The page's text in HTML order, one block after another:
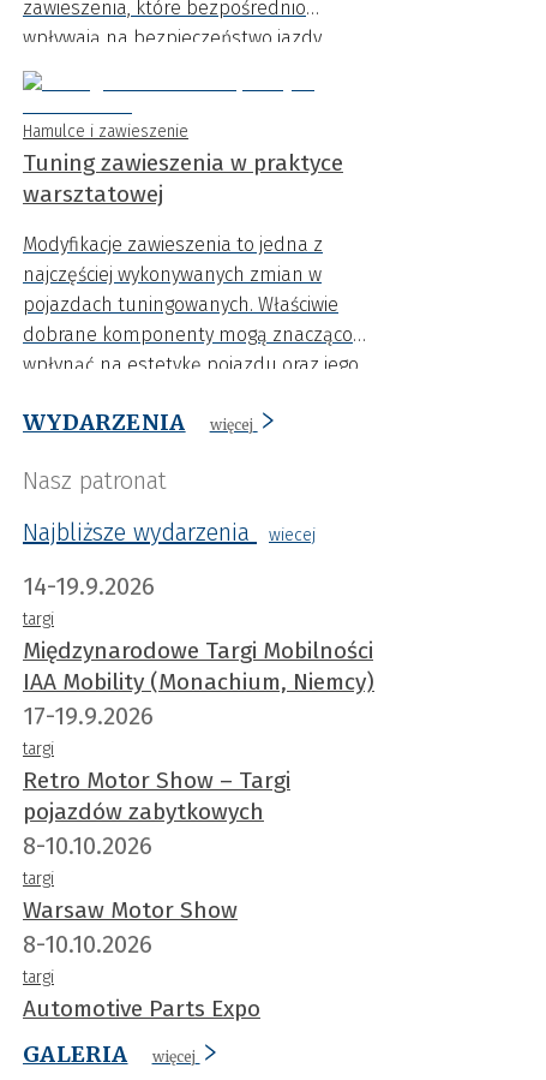
zawieszenia, które bezpośrednio
wpływają na bezpieczeństwo jazdy.
Hamulce i zawieszenie
Tuning zawieszenia w praktyce
warsztatowej
Modyfikacje zawieszenia to jedna z
najczęściej wykonywanych zmian w
pojazdach tuningowanych. Właściwie
dobrane komponenty mogą znacząco
wpłynąć na estetykę pojazdu oraz jego
jeden błąd montażowy, aby efekt był
WYDARZENIA więcej
Nasz patronat
Najbliższe wydarzenia
wiecej
14-19.9.2026
targi
Międzynarodowe Targi Mobilności
IAA Mobility (Monachium, Niemcy)
17-19.9.2026
targi
Retro Motor Show – Targi
pojazdów zabytkowych
8-10.10.2026
targi
Warsaw Motor Show
8-10.10.2026
targi
Automotive Parts Expo
GALERIA
więcej